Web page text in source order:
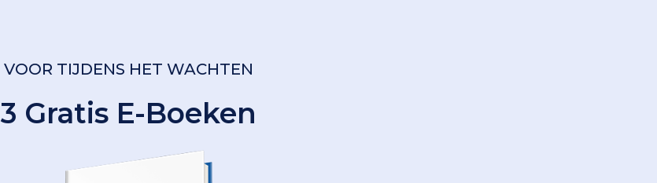
VOOR TIJDENS HET WACHTEN
3 Gratis E-Boeken